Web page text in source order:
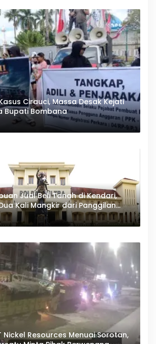
Cirauci, Massa Desak Kejati
Bupati Bombana
Jual Beli Tanah di Kendari,
Kali Mangkir dari Panggilan
Nickel Resources Menuai Sorotan,